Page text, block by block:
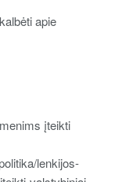
apie
įteikti
lenkijos-